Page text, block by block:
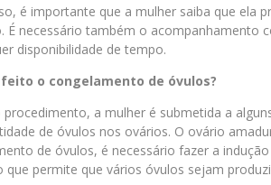
é importante que a mulher saiba que ela
É necessário também o
disponibilidade de tempo.
feito o congelamento de óvulos?
procedimento, a mulher é submetida a
de óvulos nos ovários. O ovário
de óvulos, é necessário fazer a
que permite que vários óvulos sejam